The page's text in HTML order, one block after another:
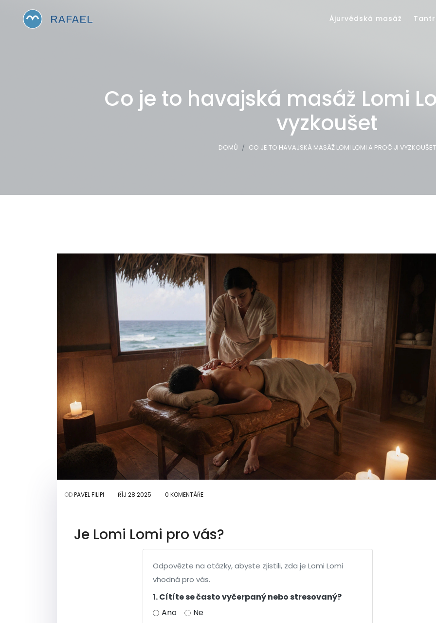
Ájurvédská masáž
Co je to havajská masáž Lomi
vyzkoušet
DOMŮ CO JE TO HAVAJSKÁ MASÁŽ LOMI LOMI A PROČ JI VYZKOUŠET
ODPAVEL FILIPI ŘÍJ 28 2025 0 KOMENTÁŘE
Je Lomi Lomi pro vás?
Odpovězte na otázky, abyste zjistili, zda je Lomi Lomi
vhodná pro vás.
1. Cítíte se často vyčerpaný nebo stresovaný?
Ano
Ne